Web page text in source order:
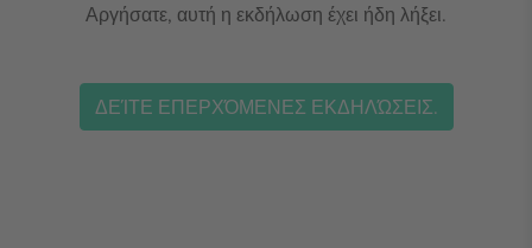
Αργήσατε, αυτή η εκδήλωση έχει ήδη λήξει.
ΔΕΊΤΕ ΕΠΕΡΧΌΜΕΝΕΣ ΕΚΔΗΛΏΣΕΙΣ.